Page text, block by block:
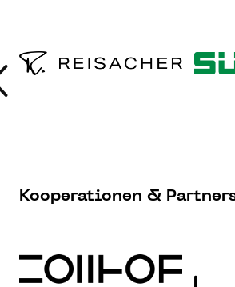
Kooperationen &